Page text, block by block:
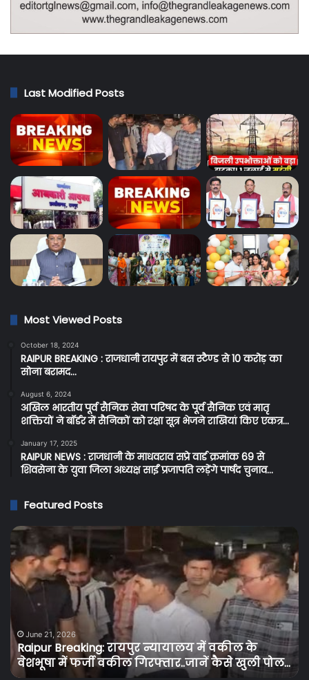
Last Modified Posts
Most Viewed Posts
October 18, 2024
RAIPUR BREAKING : राजधानी रायपुर में बस स्टैण्ड से 10 करोड़ का
सोना बरामद…
August 6, 2024
अखिल भारतीय पूर्व सैनिक सेवा परिषद के पूर्व सैनिक एवं मातृ
शक्तियों ने बॉर्डर में सैनिकों को रक्षा सूत्र भेजने राखियां किए एकत्र…
January 17, 2025
RAIPUR NEWS : राजधानी के माधवराव सप्रे वार्ड क्रमांक 69 से
शिवसेना के युवा जिला अध्यक्ष साईं प्रजापति लड़ेंगे पार्षद चुनाव…
Featured Posts
Raipur
Breaking:
रायपुर
न्यायालय
के
वेशभूषा
फर्जी
वकील
June 21, 2026
Raipur Breaking: रायपुर न्यायालय में वकील के
वेशभूषा में फर्जी वकील गिरफ्तार..जानें कैसे खुली पोल…
के
को